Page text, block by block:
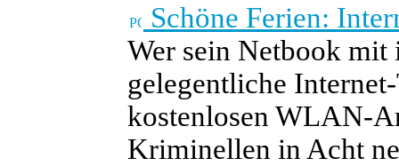
Schöne Ferien:
Wer sein Netbook
gelegentliche
kostenlosen WLAN-
Kriminellen in Acht